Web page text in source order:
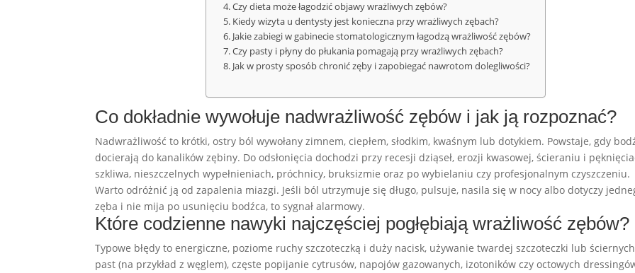
Czy dieta może łagodzić objawy wrażliwych zębów?
Kiedy wizyta u dentysty jest konieczna przy wrażliwych zębach?
Jakie zabiegi w gabinecie stomatologicznym łagodzą wrażliwość zębów?
Czy pasty i płyny do płukania pomagają przy wrażliwych zębach?
Jak w prosty sposób chronić zęby i zapobiegać nawrotom dolegliwości?
Co dokładnie wywołuje nadwrażliwość zębów i jak ją rozpoznać?
Nadwrażliwość to krótki, ostry ból wywołany zimnem, ciepłem, słodkim, kwaśnym lub dotykiem. Powstaje, gdy
docierają do kanalików zębiny. Do odsłonięcia dochodzi przy recesji dziąseł, erozji kwasowej, ścieraniu i
szkliwa, nieszczelnych wypełnieniach, próchnicy, bruksizmie oraz po wybielaniu czy profesjonalnym czyszczeniu.
Warto odróżnić ją od zapalenia miazgi. Jeśli ból utrzymuje się długo, pulsuje, nasila się w nocy albo dotyczy
zęba i nie mija po usunięciu bodźca, to sygnał alarmowy.
Które codzienne nawyki najczęściej pogłębiają wrażliwość zębów?
Typowe błędy to energiczne, poziome ruchy szczoteczką i duży nacisk, używanie twardej szczoteczki lub ściernych
past (na przykład z węglem), częste popijanie cytrusów, napojów gazowanych, izotoników czy octowych